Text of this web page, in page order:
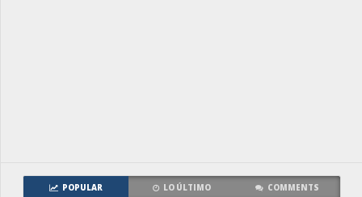
POPULAR LO ÚLTIMO COMMENTS